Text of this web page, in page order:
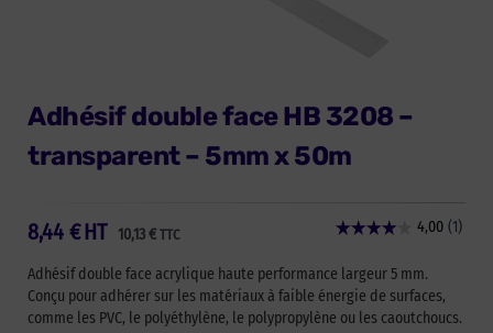
Adhésif double face HB 3208 –
transparent – 5mm x 50m
8,44 € 10,13€ TTC
HT
Adhésif double face acrylique haute performance largeur 5 mm.
Conçu pour adhérer sur les matériaux à faible énergie de surfaces,
comme les PVC, le polyéthylène, le polypropylène ou les caoutchoucs.